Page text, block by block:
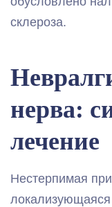
склероза.
нерва:
лечение
Нестерпимая